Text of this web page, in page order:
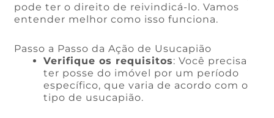
pode ter o direito de reivindicá-lo. Vamos
entender melhor como isso funciona.
Passo a Passo da Ação de Usucapião
Verifique os requisitos: Você precisa
ter posse do imóvel por um período
específico, que varia de acordo com o
tipo de usucapião.